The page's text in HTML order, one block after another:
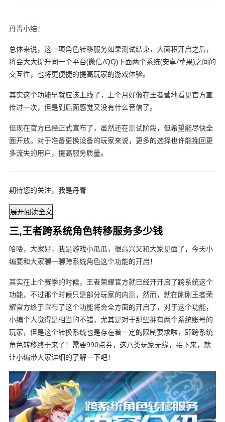
丹青小结：
总体来说，这一项角色转移服务如果测试结束，大面积开启之后，
将会大大提升同一个平台(微信/QQ)下面两个系统(安卓/苹果)之间的
交互性，也将更便捷的提高玩家的游戏体验。
其实这个功能早就应该上线了，上个月好像在王者营地看见官方宣
传过一次，但是到后面感觉又没有什么音信了。
但现在官方已经正式宣布了，虽然还在测试阶段，但希望能尽快全
面开放。对于准备更换设备的玩家来说，更多的选择也许能挽回更
多流失的用户，提高服务质量。
期待您的关注，我是丹青
展开阅读全文
三,王者跨系统角色转移服务多少钱
哈喽，大家好，我是游戏小瓜瓜，很高兴又和大家见面了，今天小
编要和大家聊一聊跨系统角色这个功能的开启！
其实在上个赛季的时候，王者荣耀官方就已经开开启了跨系统这个
功能，不过那个时候只是部分玩家的内测，然而，就在刚刚王者荣
耀官方终于宣布了这个功能将会全方面的开启了，对于这个功能，
小编个人觉得是相当的不错，尤其是对于那些拥有两个系统账号的
玩家，但是这个转换系统也是存在着一定的限制要求啦，即跨系统
角色转移终于来了！需要990点券，这八类玩家无缘，接下来，就
让小编带大家详细的了解一下吧！